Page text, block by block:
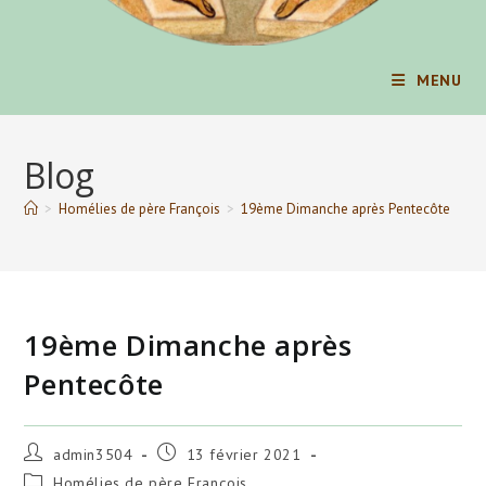
MENU
Blog
> Homélies de père François > 19ème Dimanche après Pentecôte
19ème Dimanche après
Pentecôte
Auteur/autrice
de
admin3504
Publication
13 février 2021
Post